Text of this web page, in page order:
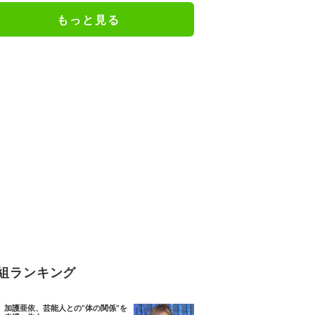
もっと見る
ランキング
加護亜依、芸能人との“体の関係”を